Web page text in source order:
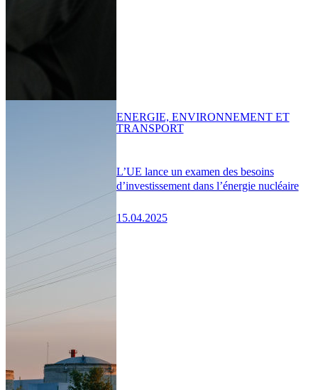
L’UE lance un examen des besoins
d’investissement dans l’énergie nucléaire
15.04.2025
ENERGIE, ENVIRONNEMENT ET
TRANSPORT